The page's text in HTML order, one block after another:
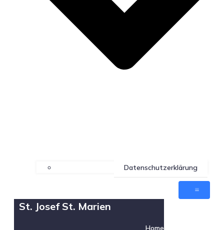
Datenschutzerklärung
St. Josef St. Marien
Home